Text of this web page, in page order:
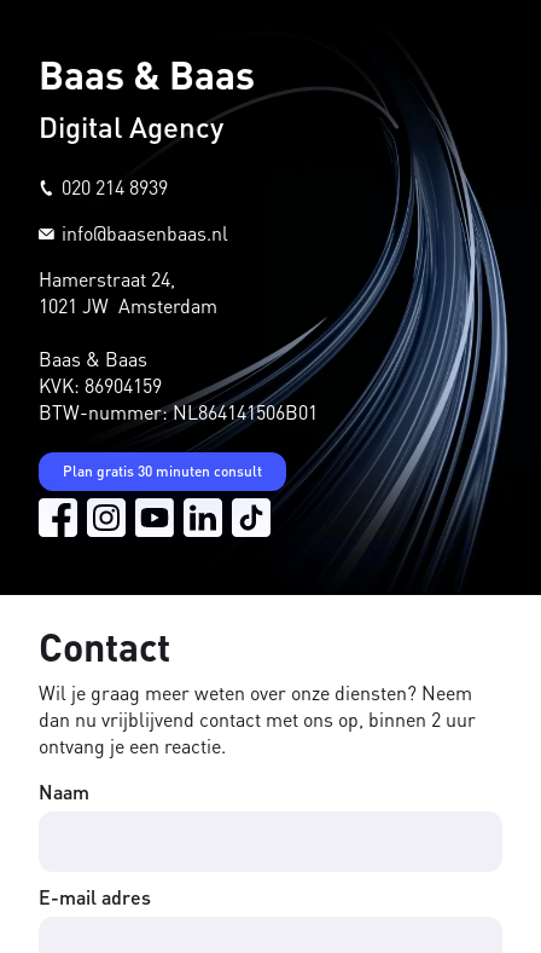
Baas & Baas
Digital Agency
020 214 8939
info@baasenbaas.nl
Hamerstraat 24,
1021 JW Amsterdam
Baas & Baas
KVK: 86904159
BTW-nummer: NL864141506B01
Plan gratis 30 minuten consult
Contact
Wil je graag meer weten over onze diensten? Neem
dan nu vrijblijvend contact met ons op, binnen 2 uur
ontvang je een reactie.
Naam
E-mail adres